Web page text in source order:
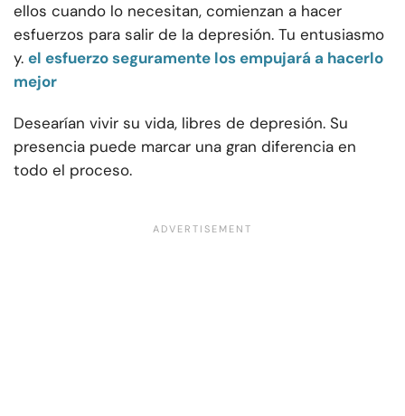
ellos cuando lo necesitan, comienzan a hacer
esfuerzos para salir de la depresión. Tu entusiasmo
y. el esfuerzo seguramente los empujará a hacerlo
mejor
Desearían vivir su vida, libres de depresión. Su
presencia puede marcar una gran diferencia en
todo el proceso.